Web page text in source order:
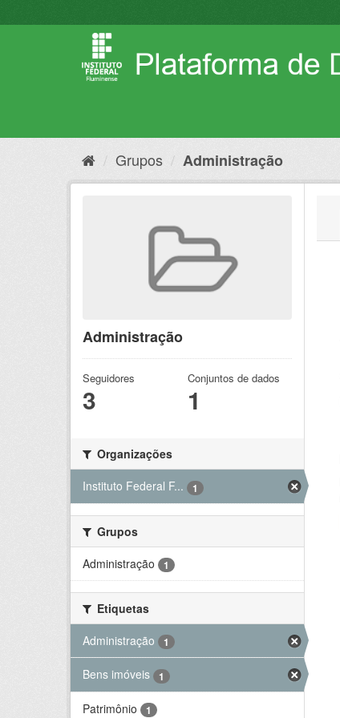
para
Grupos Administração
Administração
Seguidores
3
Conjuntos de dados
1
Organizações
Instituto Federal F...
1
Grupos
Administração
1
Etiquetas
Administração
1
Bens imóveis 1
Patrimônio 1